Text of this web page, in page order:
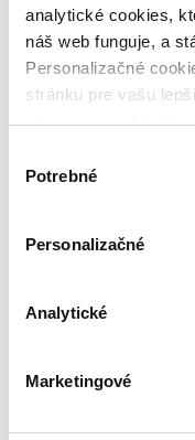
analytické cookies,
náš web funguje, a
Personalizačné
stránku pre vašu
nám zas umožňujú
nám pomohlo, keby
súhlasu
Potrebné
Personalizačné
Analytické
Marketingové
Bestsellery
Top hodnotené
Novinky
Najdrahšie
Najlacnejšie
Najvyššia zľava